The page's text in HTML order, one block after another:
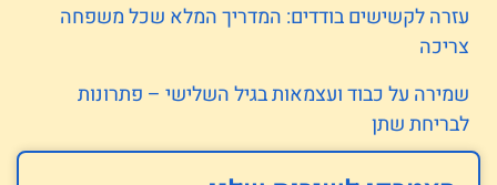
עזרה לקשישים בודדים: המדריך המלא שכל משפחה
צריכה
שמירה על כבוד ועצמאות בגיל השלישי – פתרונות
לבריחת שתן